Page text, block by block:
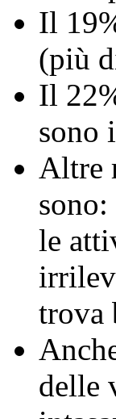
Il
(più
Il
sono
Altre
le
trova
delle